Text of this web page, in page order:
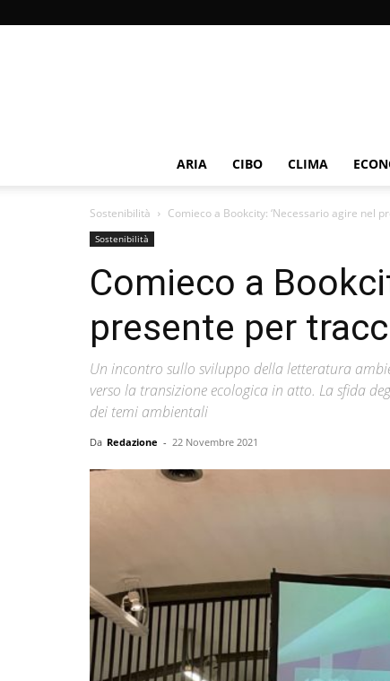
ARIA CIBO CLIMA
Sostenibilità Comieco a Bookcity: ‘Necessario agire nel
Sostenibilità
Comieco a
presente per
Un incontro sullo sviluppo della letteratura
verso la transizione ecologica in atto. La sfida
dei temi ambientali
Da Redazione - 22 Novembre 2021